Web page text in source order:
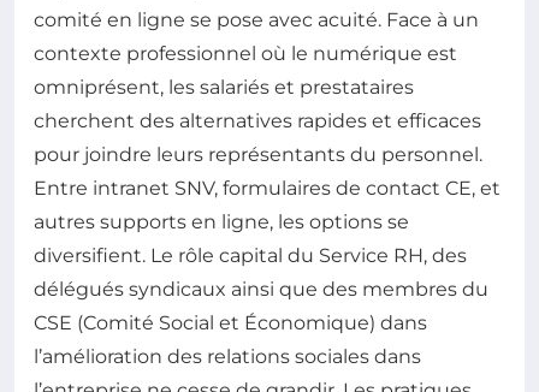
comité en ligne se pose avec acuité. Face à un
contexte professionnel où le numérique est
omniprésent, les salariés et prestataires
cherchent des alternatives rapides et efficaces
pour joindre leurs représentants du personnel.
Entre intranet SNV, formulaires de contact CE, et
autres supports en ligne, les options se
diversifient. Le rôle capital du Service RH, des
délégués syndicaux ainsi que des membres du
CSE (Comité Social et Économique) dans
l’amélioration des relations sociales dans